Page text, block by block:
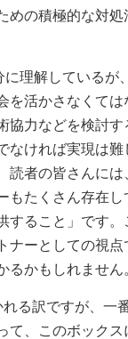
の積極的な対
理解しているが
活かさなくては
協力などを検討
ければ実現は
者の皆さんに
たくさん存在
ること」です
ーとしての視
かもしれません
訳ですが、一番
、このボック